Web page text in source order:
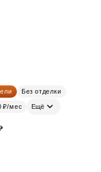
Без отделки
₽/мес Ещё